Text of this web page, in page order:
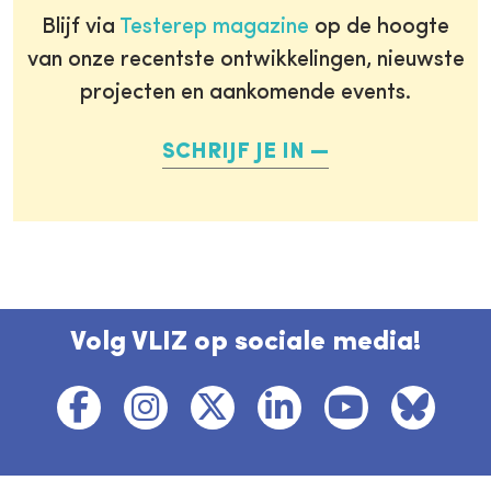
Blijf via Testerep magazine op de hoogte
van onze recentste ontwikkelingen, nieuwste
projecten en aankomende events.
SCHRIJF JE IN
Volg VLIZ op sociale media!